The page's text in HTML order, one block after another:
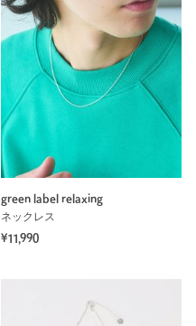
green label relaxing
ネックレス
¥11,990